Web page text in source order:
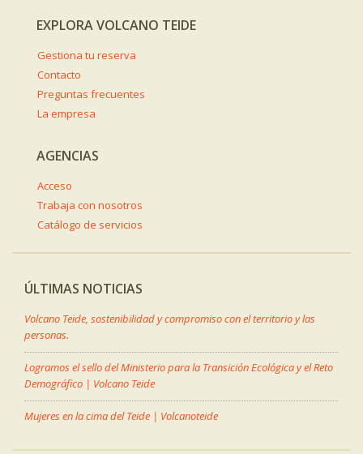
EXPLORA VOLCANO TEIDE
Gestiona tu reserva
Contacto
Preguntas frecuentes
La empresa
AGENCIAS
Acceso
Trabaja con nosotros
Catálogo de servicios
ÚLTIMAS NOTICIAS
Volcano Teide, sostenibilidad y compromiso con el territorio y las
personas.
Logramos el sello del Ministerio para la Transición Ecológica y el Reto
Demográfico | Volcano Teide
Mujeres en la cima del Teide | Volcanoteide